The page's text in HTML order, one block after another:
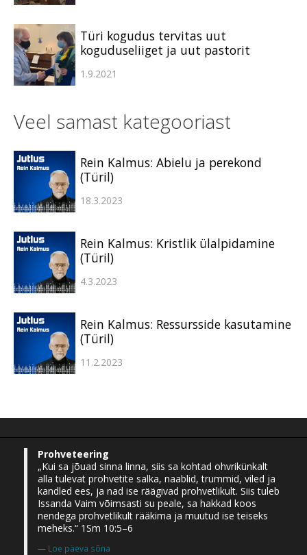
Türi kogudus tervitas uut
koguduseliiget ja uut pastorit
1.9.2021
Veel samast kategooriast
Rein Kalmus: Abielu ja perekond
(Türil)
18.3.2023
Rein Kalmus: Kristlik ülalpidamine
(Türil)
4.3.2023
Rein Kalmus: Ressursside kasutamine
(Türil)
11.2.2023
Prohveteering
„Kui sa jõuad sinna linna, siis sa kohtad ohvrikünkalt
alla tulevat prohvetite salka, naablid, trummid, viled ja
kandled ees, ja nad ise räägivad prohvetlikult. Siis tuleb
Issanda Vaim võimsasti su peale, sa hakkad koos
nendega prohvetlikult rääkima ja muutud ise teiseks
meheks.“ 1Sm 10:5–6
Loe päeva sõna